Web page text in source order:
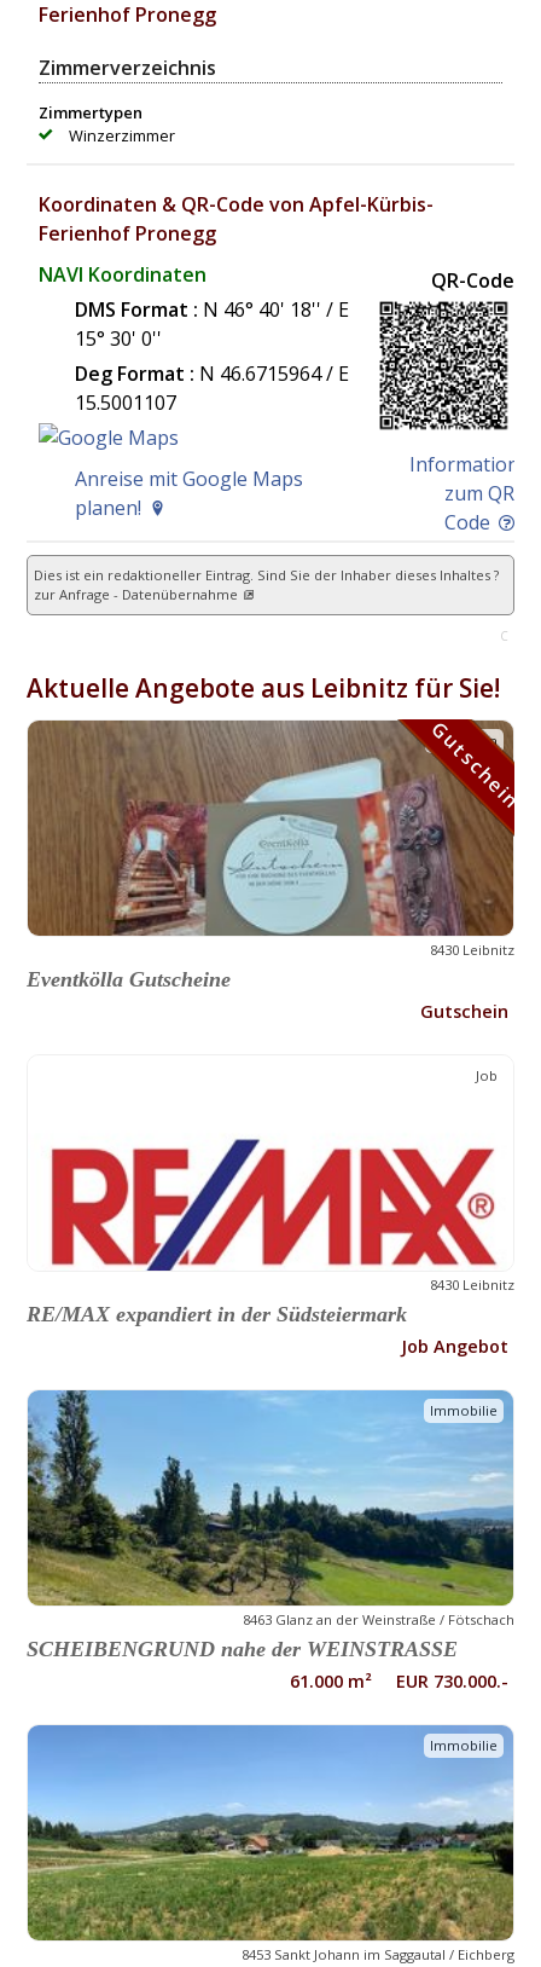
Ferienhof Pronegg
Zimmerverzeichnis
Zimmertypen
Winzerzimmer
Koordinaten & QR-Code von Apfel-Kürbis-
Ferienhof Pronegg
NAVI Koordinaten
DMS Format : N 46° 40' 18'' / E
15° 30' 0''
Deg Format : N 46.6715964/ E
15.5001107
Anreise mit Google Maps
planen!
QR-Code
Information
zum QR
Code
Dies ist ein redaktioneller Eintrag. Sind Sie der Inhaber dieses Inhaltes ?
zur Anfrage - Datenübernahme
C
Aktuelle Angebote aus Leibnitz für Sie!
Gutschein
8430 Leibnitz
Eventkölla Gutscheine
Gutschein
Gutschein
Job
8430 Leibnitz
RE/MAX expandiert in der Südsteiermark
Job Angebot
Immobilie
8463 Glanz an der Weinstraße / Fötschach
SCHEIBENGRUND nahe der WEINSTRASSE
61.000 m² EUR 730.000.-
Immobilie
8453 Sankt Johann im Saggautal / Eichberg